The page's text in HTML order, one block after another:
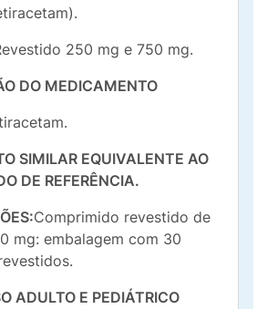
250 mg e 750 mg.
DO MEDICAMENTO
SIMILAR EQUIVALENTE AO
DE REFERÊNCIA.
Comprimido revestido de
mg: embalagem com 30
ADULTO E PEDIÁTRICO